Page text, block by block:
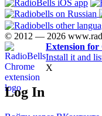
© 2012 — 2026
Extension for
Install it and
X
Log In